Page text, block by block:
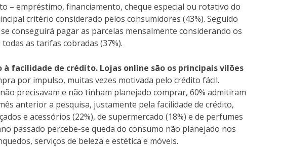
– empréstimo, financiamento, cheque especial ou rotativo do
critério considerado pelos consumidores (43%). Seguido
conseguirá pagar as parcelas mensalmente considerando os
as tarifas cobradas (37%).
facilidade de crédito. Lojas online são os principais vilões
por impulso, muitas vezes motivada pelo crédito fácil.
precisavam e não tinham planejado comprar, 60% admitiram
anterior a pesquisa, justamente pela facilidade de crédito,
e acessórios (22%), de supermercado (18%) e de perfumes
passado percebe-se queda do consumo não planejado nos
serviços de beleza e estética e móveis.